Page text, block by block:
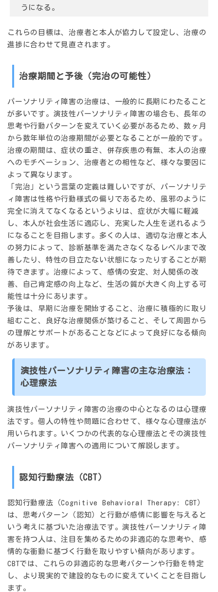
うになる。
これらの目標は、治療者と本人が協力して設定し、治療の
進捗に合わせて見直されます。
治療期間と予後（完治の可能性）
パーソナリティ障害の治療は、一般的に長期にわたること
が多いです。演技性パーソナリティ障害の場合も、長年の
思考や行動パターンを変えていく必要があるため、数ヶ月
から数年単位の治療期間が必要となることが一般的です。
治療の期間は、症状の重さ、併存疾患の有無、本人の治療
へのモチベーション、治療者との相性など、様々な要因に
よって異なります。
「完治」という言葉の定義は難しいですが、パーソナリテ
ィ障害は性格や行動様式の偏りであるため、風邪のように
完全に消えてなくなるというよりは、症状が大幅に軽減
し、本人が社会生活に適応し、充実した人生を送れるよう
になることを目指します。多くの人は、適切な治療と本人
の努力によって、診断基準を満たさなくなるレベルまで改
善したり、特性の目立たない状態になったりすることが期
待できます。治療によって、感情の安定、対人関係の改
善、自己肯定感の向上など、生活の質が大きく向上する可
能性は十分にあります。
予後は、早期に治療を開始すること、治療に積極的に取り
組むこと、良好な治療関係が築けること、そして周囲から
の理解とサポートがあることなどによって良好になる傾向
があります。
演技性パーソナリティ障害の主な治療法：
心理療法
演技性パーソナリティ障害の治療の中心となるのは心理療
法です。個人の特性や問題に合わせて、様々な心理療法が
用いられます。いくつかの代表的な心理療法とその演技性
パーソナリティ障害への適用について解説します。
認知行動療法（CBT）
認知行動療法（Cognitive Behavioral Therapy: CBT）
は、思考パターン（認知）と行動が感情に影響を与えると
いう考えに基づいた治療法です。演技性パーソナリティ障
害を持つ人は、注目を集めるための非適応的な思考や、感
情的な衝動に基づく行動を取りやすい傾向があります。
CBTでは、これらの非適応的な思考パターンや行動を特定
し、より現実的で建設的なものに変えていくことを目指し
ます。